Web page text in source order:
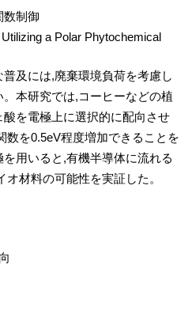
数制御
a Polar Phytochemical
及には,廃棄環境負荷を考慮し
本研究では,コーヒーなどの植
を電極上に選択的に配向させ
数を0.5eV程度増加できることを
用いると,有機半導体に流れる
材料の可能性を実証した。